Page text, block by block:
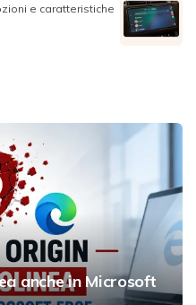
e caratteristiche
anche in Microsoft